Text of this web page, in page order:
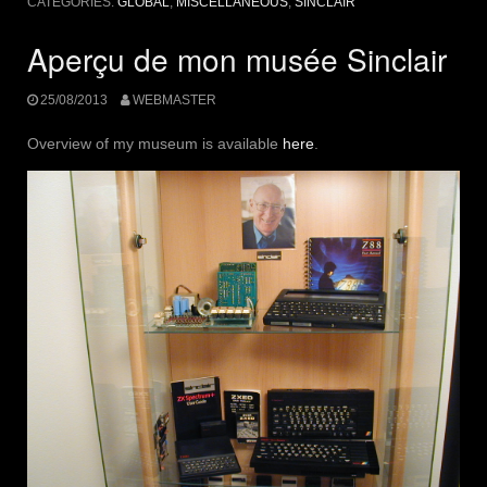
Aperçu de mon musée Sinclair
25/08/2013 WEBMASTER
Overview of my museum is available here